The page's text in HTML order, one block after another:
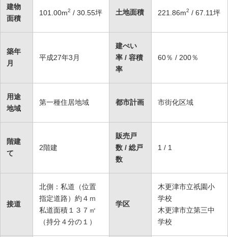
建物
面積
101.00m2 / 30.55坪 土地面積 221.86m2 / 67.11坪
築年
月
平成27年3月
建ぺい
率 / 容積
率
60％ / 200％
用途
地域
第一種住居地域 都市計画 市街化区域
階建
て
2階建
販売戸
数 / 総戸
数
1 / 1
接道
北側：私道（位置
指定道路）約４ｍ
私道面積１３７㎡
（持分４分の１）
学区
木更津市立祇園小
学校
木更津市立第三中
学校